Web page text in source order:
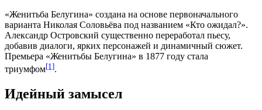
«Женитьба Белугина» создана на основе первоначального
варианта Николая Соловьёва под названием «Кто ожидал?».
Александр Островский существенно переработал пьесу,
добавив диалоги, ярких персонажей и динамичный сюжет.
Премьера «Женитьбы Белугина» в 1877 году стала
триумфом[1].
Идейный замысел